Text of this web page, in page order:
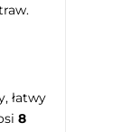
łatwy
8